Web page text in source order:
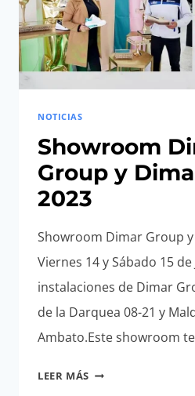
NOTICIAS
Showroom
Group y
2023
Showroom Dimar Group
Viernes 14 y Sábado 15 de
instalaciones de Dimar
de la Darquea 08-21 y
Ambato.Este showroom
LEER MÁS SHOWROOM